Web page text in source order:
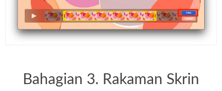
Bahagian 3. Rakaman Skrin